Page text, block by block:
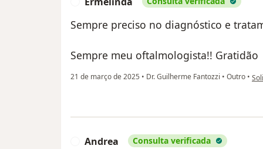
Sempre preciso no diagnóstico e
Sempre meu oftalmologista!! Gratidão
21 de março de 2025 • Dr. Guilherme Fantozzi • Outro • na
Andrea Consulta verificada